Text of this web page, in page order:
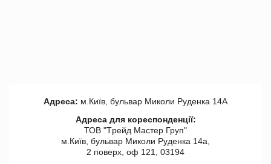
Адреса: м.Київ, бульвар Миколи Руденка 14А
Адреса для кореспонденції:
ТОВ "Tрейд Мастер Груп"
м.Київ, бульвар Миколи Руденка 14а,
2 поверх, оф 121, 03194